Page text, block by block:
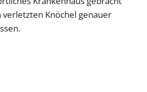
Knöchel genauer